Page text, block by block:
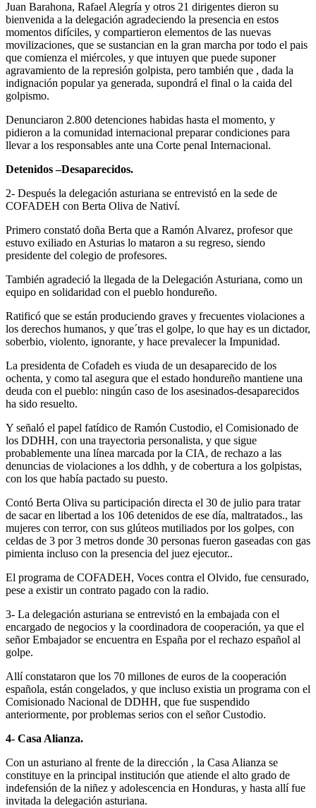
Juan Barahona, Rafael Alegría y otros 21 dirigentes dieron su
bienvenida a la delegación agradeciendo la presencia en estos
momentos difíciles, y compartieron elementos de las nuevas
movilizaciones, que se sustancian en la gran marcha por todo el pais
que comienza el miércoles, y que intuyen que puede suponer
agravamiento de la represión golpista, pero también que , dada la
indignación popular ya generada, supondrá el final o la caida del
golpismo.
Denunciaron 2.800 detenciones habidas hasta el momento, y
pidieron a la comunidad internacional preparar condiciones para
llevar a los responsables ante una Corte penal Internacional.
Detenidos –Desaparecidos.
2- Después la delegación asturiana se entrevistó en la sede de
COFADEH con Berta Oliva de Nativí.
Primero constató doña Berta que a Ramón Alvarez, profesor que
estuvo exiliado en Asturias lo mataron a su regreso, siendo
presidente del colegio de profesores.
También agradeció la llegada de la Delegación Asturiana, como un
equipo en solidaridad con el pueblo hondureño.
Ratificó que se están produciendo graves y frecuentes violaciones a
los derechos humanos, y que´tras el golpe, lo que hay es un dictador,
soberbio, violento, ignorante, y hace prevalecer la Impunidad.
La presidenta de Cofadeh es viuda de un desaparecido de los
ochenta, y como tal asegura que el estado hondureño mantiene una
deuda con el pueblo: ningún caso de los asesinados-desaparecidos
ha sido resuelto.
Y señaló el papel fatídico de Ramón Custodio, el Comisionado de
los DDHH, con una trayectoria personalista, y que sigue
probablemente una línea marcada por la CIA, de rechazo a las
denuncias de violaciones a los ddhh, y de cobertura a los golpistas,
con los que había pactado su puesto.
Contó Berta Oliva su participación directa el 30 de julio para tratar
de sacar en libertad a los 106 detenidos de ese día, maltratados., las
mujeres con terror, con sus glúteos mutiliados por los golpes, con
celdas de 3 por 3 metros donde 30 personas fueron gaseadas con gas
pimienta incluso con la presencia del juez ejecutor..
El programa de COFADEH, Voces contra el Olvido, fue censurado,
pese a existir un contrato pagado con la radio.
3- La delegación asturiana se entrevistó en la embajada con el
encargado de negocios y la coordinadora de cooperación, ya que el
señor Embajador se encuentra en España por el rechazo español al
golpe.
Allí constataron que los 70 millones de euros de la cooperación
española, están congelados, y que incluso existia un programa con el
Comisionado Nacional de DDHH, que fue suspendido
anteriormente, por problemas serios con el señor Custodio.
4- Casa Alianza.
Con un asturiano al frente de la dirección , la Casa Alianza se
constituye en la principal institución que atiende el alto grado de
indefensión de la niñez y adolescencia en Honduras, y hasta allí fue
invitada la delegación asturiana.